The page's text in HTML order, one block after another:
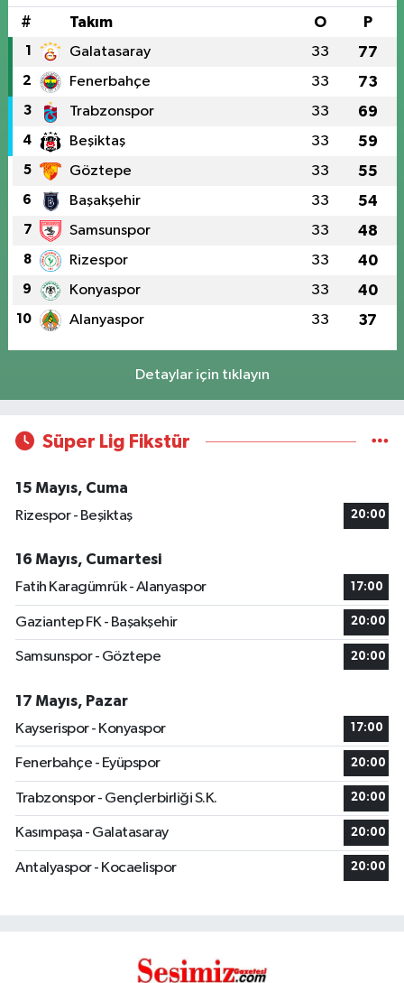
# Takım O P
1 Galatasaray 33 77
2 Fenerbahçe 33 73
3 Trabzonspor 33 69
4 Beşiktaş 33 59
5 Göztepe 33 55
6 Başakşehir 33 54
7 Samsunspor 33 48
8 Rizespor 33 40
9 Konyaspor 33 40
10 Alanyaspor 33 37
Detaylar için tıklayın
Süper Lig Fikstür
15 Mayıs, Cuma
Rizespor - Beşiktaş
20:00
16 Mayıs, Cumartesi
Fatih Karagümrük - Alanyaspor
17:00
Gaziantep FK - Başakşehir 20:00
Samsunspor - Göztepe 20:00
17 Mayıs, Pazar
Kayserispor - Konyaspor
17:00
Fenerbahçe - Eyüpspor 20:00
Trabzonspor - Gençlerbirliği S.K. 20:00
Kasımpaşa - Galatasaray 20:00
Antalyaspor - Kocaelispor 20:00